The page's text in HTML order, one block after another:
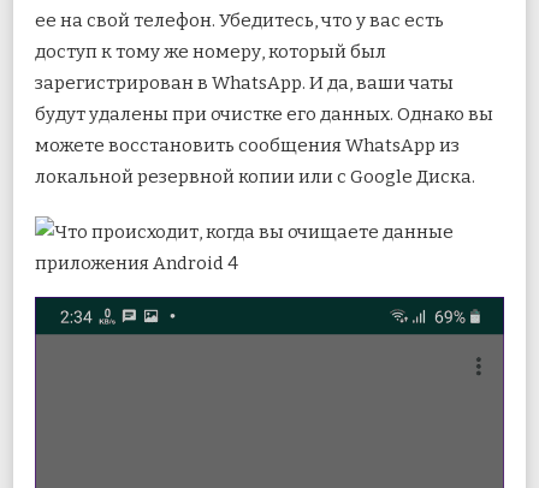
ее на свой телефон. Убедитесь, что у вас есть
доступ к тому же номеру, который был
зарегистрирован в WhatsApp. И да, ваши чаты
будут удалены при очистке его данных. Однако вы
можете восстановить сообщения WhatsApp из
локальной резервной копии или с Google Диска.